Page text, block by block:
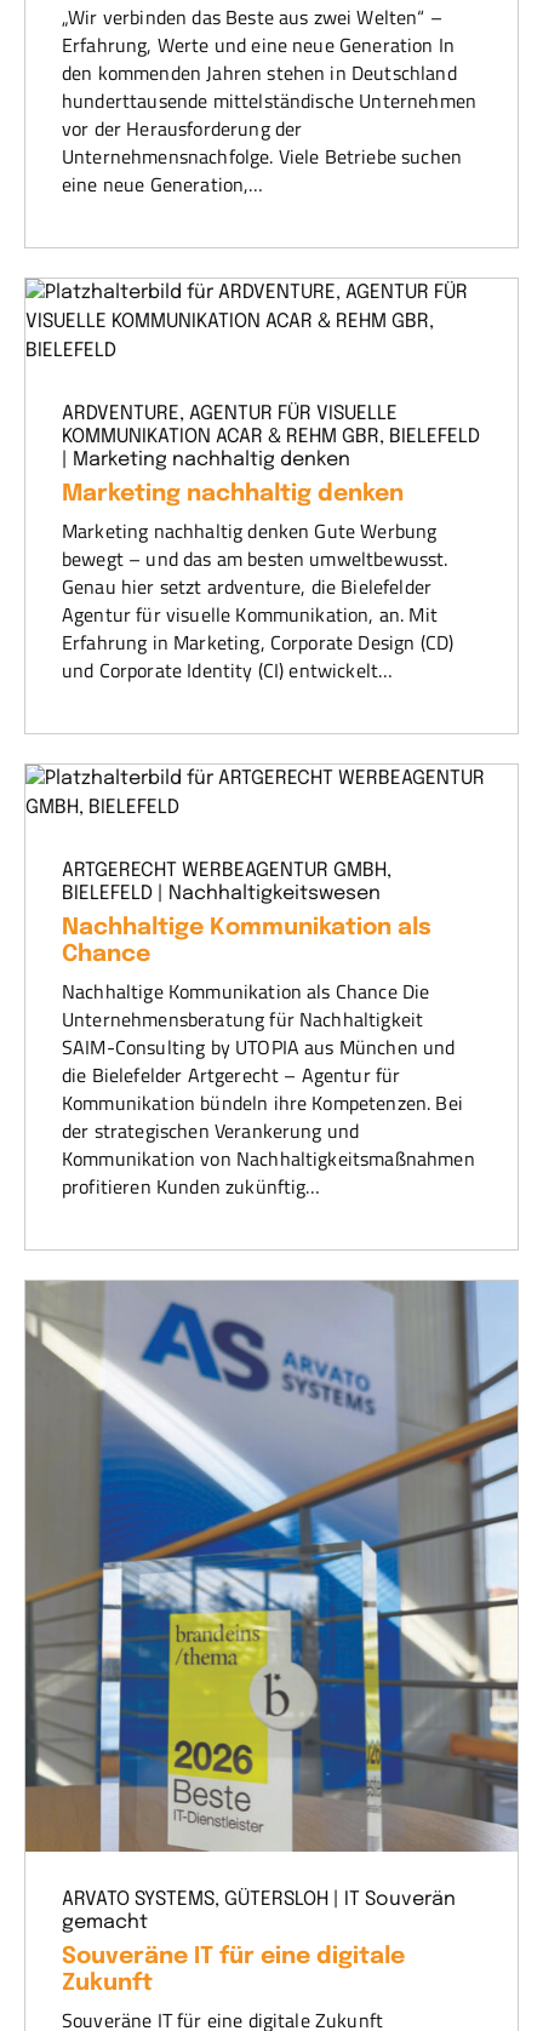
„Wir verbinden das Beste aus zwei Welten“ –
Erfahrung, Werte und eine neue Generation In
den kommenden Jahren stehen in Deutschland
hunderttausende mittelständische Unternehmen
vor der Herausforderung der
Unternehmensnachfolge. Viele Betriebe suchen
eine neue Generation,…
ARDVENTURE, AGENTUR FÜR VISUELLE
KOMMUNIKATION ACAR & REHM GBR, BIELEFELD
| Marketing nachhaltig denken
Marketing nachhaltig denken
Marketing nachhaltig denken Gute Werbung
bewegt – und das am besten umweltbewusst.
Genau hier setzt ardventure, die Bielefelder
Agentur für visuelle Kommunikation, an. Mit
Erfahrung in Marketing, Corporate Design (CD)
und Corporate Identity (CI) entwickelt…
ARTGERECHT WERBEAGENTUR GMBH,
BIELEFELD | Nachhaltigkeitswesen
Nachhaltige Kommunikation als
Chance
Nachhaltige Kommunikation als Chance Die
Unternehmensberatung für Nachhaltigkeit
SAIM-Consulting by UTOPIA aus München und
die Bielefelder Artgerecht – Agentur für
Kommunikation bündeln ihre Kompetenzen. Bei
der strategischen Verankerung und
Kommunikation von Nachhaltigkeitsmaßnahmen
profitieren Kunden zukünftig…
ARVATO SYSTEMS, GÜTERSLOH | IT Souverän
gemacht
Souveräne IT für eine digitale
Zukunft
Souveräne IT für eine digitale Zukunft